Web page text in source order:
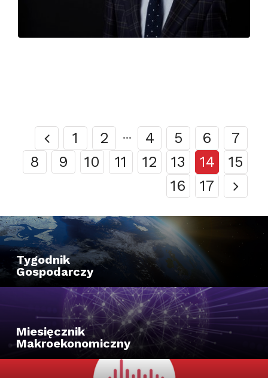
1 2 ··· 4 5 6
7
8
9 10 11 12 13 14
15
16
17
Tygodnik
Gospodarczy
Miesięcznik
Makroekonomiczny